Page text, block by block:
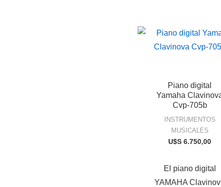
Piano digital
Yamaha
Cvp-705b
INSTRUMENTOS
MUSICALES
U$S 6.750,00
El piano digital
YAMAHA